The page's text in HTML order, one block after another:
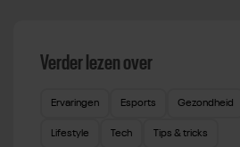
Verder lezen over
Ervaringen Esports Gezondheid
Lifestyle Tech Tips & tricks